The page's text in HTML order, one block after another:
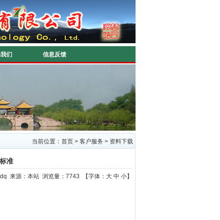
们 信息反馈
当前位置： 首页 > 客户服务 > 资料下载
准
来源：本站 浏览量：7743 【字体： 大 中 小】